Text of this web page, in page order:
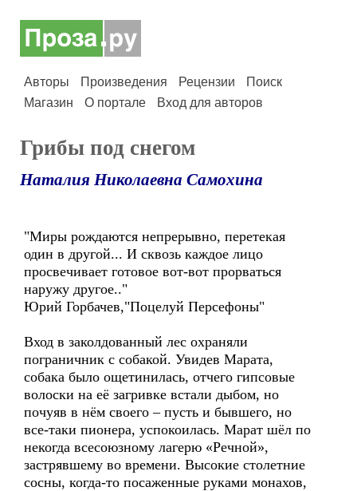
Авторы Произведения Рецензии
Поиск
Магазин
О портале Вход для авторов
Грибы под снегом
Наталия Николаевна Самохина
"Миры рождаются непрерывно, перетекая
один в другой... И сквозь каждое лицо
просвечивает готовое вот-вот прорваться
наружу другое.."
Юрий Горбачев,"Поцелуй Персефоны"
Вход в заколдованный лес охраняли
пограничник с собакой. Увидев Марата,
собака было ощетинилась, отчего гипсовые
волоски на её загривке встали дыбом, но
почуяв в нём своего – пусть и бывшего, но
все-таки пионера, успокоилась. Марат шёл по
некогда всесоюзному лагерю «Речной»,
застрявшему во времени. Высокие столетние
сосны, когда-то посаженные руками монахов,